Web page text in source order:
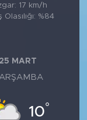
17 km/h
Olasılığı: %84
25 MART
10°